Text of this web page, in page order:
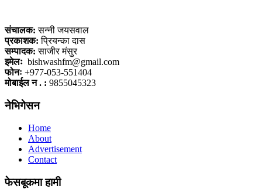
संचालक: सन्नी जयसवाल
प्रकाशक: प्रियन्का दास
सम्पादक: साजीर मंसुर
इमेलः bishwashfm@gmail.com
फोनः +977-053-551404
मोबाईल न . : 9855045323
नेभिगेसन
Home
About
Advertisement
Contact
फेसबूकमा हामी